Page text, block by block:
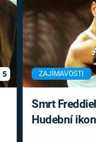
5 ZAJÍMAVOSTI
Smrt
Hudební